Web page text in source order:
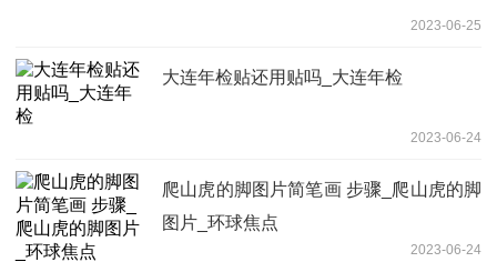
2023-06-25
大连年检贴还用贴吗_大连年检
2023-06-24
爬山虎的脚图片简笔画 步骤_爬山虎的脚
图片_环球焦点
2023-06-24